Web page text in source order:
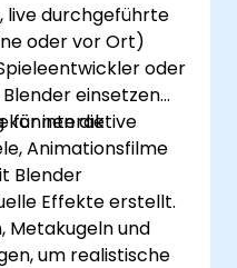
live durchgeführte
oder vor Ort)
oder
einsetzen
für interaktive
Animationsfilme
können die
Blender
Effekte erstellt.
Metakugeln und
um realistische